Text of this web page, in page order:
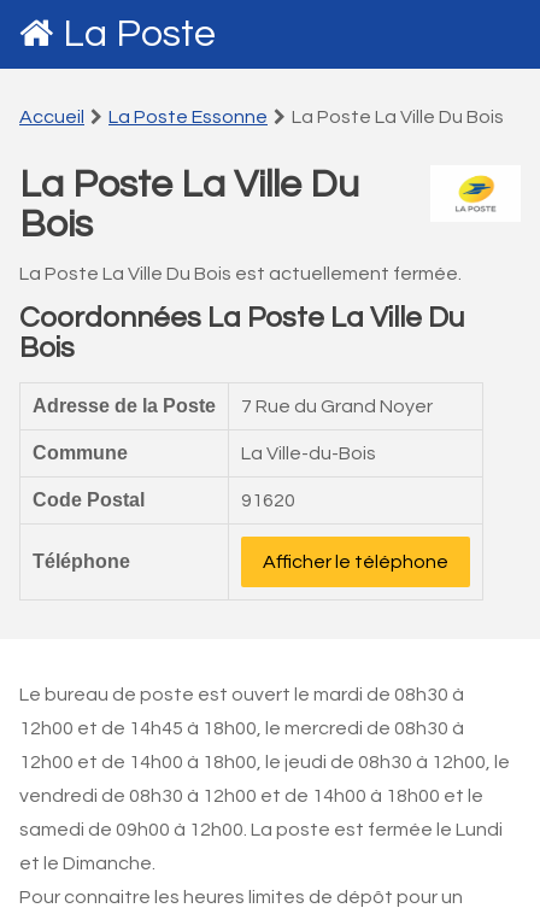
La Poste
Accueil La Poste Essonne La Poste La Ville Du Bois
La Poste La Ville Du
Bois
La Poste La Ville Du Bois est actuellement fermée.
Coordonnées La Poste La Ville Du
Bois
Adresse de la Poste 7 Rue du Grand Noyer
Commune La Ville-du-Bois
Code Postal 91620
Téléphone Afficher le téléphone
Le bureau de poste est ouvert le mardi de 08h30 à
12h00 et de 14h45 à 18h00, le mercredi de 08h30 à
12h00 et de 14h00 à 18h00, le jeudi de 08h30 à 12h00, le
vendredi de 08h30 à 12h00 et de 14h00 à 18h00 et le
samedi de 09h00 à 12h00. La poste est fermée le Lundi
et le Dimanche.
Pour connaitre les heures limites de dépôt pour un